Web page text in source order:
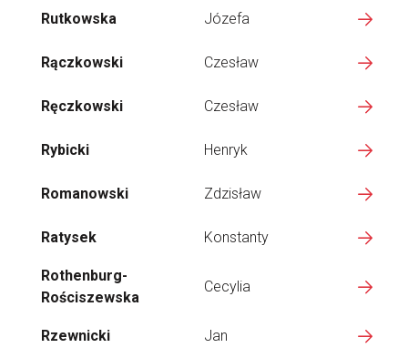
Rutkowska Józefa
Rączkowski Czesław
Ręczkowski Czesław
Rybicki Henryk
Romanowski Zdzisław
Ratysek Konstanty
Rothenburg-
Rościszewska
Cecylia
Rzewnicki Jan